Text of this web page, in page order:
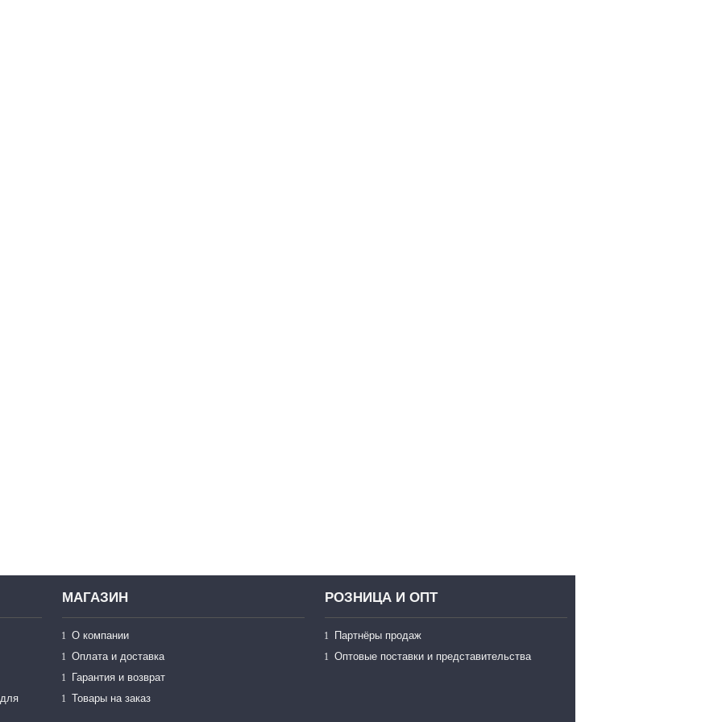
МАГАЗИН
О компании
Оплата и доставка
Гарантия и возврат
Товары на заказ
РОЗНИЦА И ОПТ
Партнёры продаж
Оптовые поставки и представительства